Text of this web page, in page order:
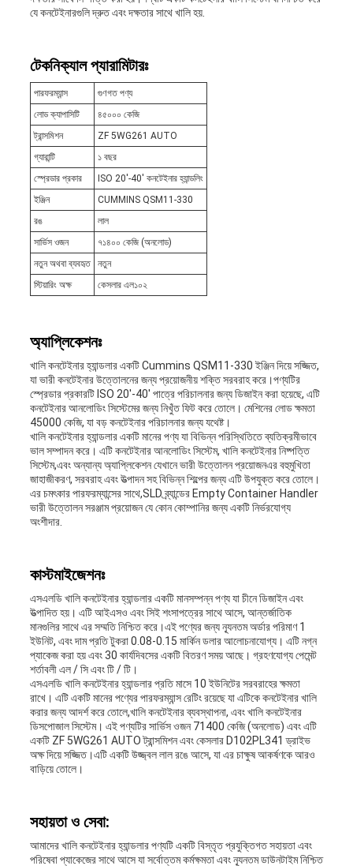
যে কনটেইনারগুলি দ্রুত এবং দক্ষতার সাথে খালি হয়.
টেকনিক্যাল প্যারামিটারঃ
পারফরম্যান্স
গুণগত পণ্য
লোড ক্যাপাসিটি
৪৫০০০ কেজি
ট্রান্সমিশন
ZF 5WG261 AUTO
গ্যারান্টি
১ বছর
স্প্রেডার প্রকার
ISO 20'-40' কনটেইনার হ্যান্ডলিং
ইঞ্জিন
CUMMINS QSM11-330
রঙ
লাল
সার্ভিস ওজন
৭১৪০০ কেজি (অনলোড)
নতুন অথবা ব্যবহৃত
নতুন
স্টিয়ারিং অক্ষ
কেসলার এল১০২
অ্যাপ্লিকেশনঃ
খালি কনটেইনার হ্যান্ডলার একটি Cummins QSM11-330 ইঞ্জিন দিয়ে সজ্জিত,
যা ভারী কনটেইনার উত্তোলনের জন্য প্রয়োজনীয় শক্তি সরবরাহ করে।পণ্যটির
স্প্রেডার প্রকারটি ISO 20'-40' পাত্রে পরিচালনার জন্য ডিজাইন করা হয়েছে, এটি
কনটেইনার আনলোডিং সিস্টেমের জন্য নিখুঁত ফিট করে তোলে। মেশিনের লোড ক্ষমতা
45000 কেজি, যা বড় কনটেইনার পরিচালনার জন্য যথেষ্ট।
খালি কনটেইনার হ্যান্ডলার একটি মানের পণ্য যা বিভিন্ন পরিস্থিতিতে ব্যতিক্রমীভাবে
ভাল সম্পাদন করে। এটি কনটেইনার আনলোডিং সিস্টেম, খালি কনটেইনার নিষ্পত্তি
সিস্টেম,এবং অন্যান্য অ্যাপ্লিকেশন যেখানে ভারী উত্তোলন প্রয়োজনএর বহুমুখিতা
জাহাজীকরণ, সরবরাহ এবং উত্পাদন সহ বিভিন্ন শিল্পের জন্য এটি উপযুক্ত করে তোলে।
এর চমৎকার পারফরম্যান্সের সাথে,SLD ব্র্যান্ডের Empty Container Handler
ভারী উত্তোলন সরঞ্জাম প্রয়োজন যে কোন কোম্পানির জন্য একটি নির্ভরযোগ্য
অংশীদার.
কাস্টমাইজেশনঃ
এসএলডি খালি কনটেইনার হ্যান্ডলার একটি মানসম্পন্ন পণ্য যা চীনে ডিজাইন এবং
উত্পাদিত হয়। এটি আইএসও এবং সিই শংসাপত্রের সাথে আসে, আন্তর্জাতিক
মানগুলির সাথে এর সম্মতি নিশ্চিত করে।এই পণ্যের জন্য ন্যূনতম অর্ডার পরিমাণ 1
ইউনিট, এবং দাম প্রতি টুকরা 0.08-0.15 মার্কিন ডলার আলোচনাযোগ্য। এটি নগ্ন
প্যাকেজ করা হয় এবং 30 কার্যদিবসের একটি বিতরণ সময় আছে। গ্রহণযোগ্য পেমেন্ট
শর্তাবলী এল / সি এবং টি / টি।
এসএলডি খালি কনটেইনার হ্যান্ডলার প্রতি মাসে 10 ইউনিটের সরবরাহের ক্ষমতা
রাখে। এটি একটি মানের পণ্যের পারফরম্যান্স রেটিং রয়েছে যা এটিকে কনটেইনার খালি
করার জন্য আদর্শ করে তোলে,খালি কনটেইনার ব্যবস্থাপনা, এবং খালি কনটেইনার
ডিসপোজাল সিস্টেম। এই পণ্যটির সার্ভিস ওজন 71400 কেজি (অনলোড) এবং এটি
একটি ZF 5WG261 AUTO ট্রান্সমিশন এবং কেসলার D102PL341 ড্রাইভ
অক্ষ দিয়ে সজ্জিত।এটি একটি উজ্জ্বল লাল রঙে আসে, যা এর চাক্ষুষ আকর্ষণকে আরও
বাড়িয়ে তোলে।
সহায়তা ও সেবা:
আমাদের খালি কনটেইনার হ্যান্ডলার পণ্যটি একটি বিস্তৃত প্রযুক্তিগত সহায়তা এবং
পরিষেবা প্যাকেজের সাথে আসে যা সর্বোত্তম কর্মক্ষমতা এবং ন্যূনতম ডাউনটাইম নিশ্চিত